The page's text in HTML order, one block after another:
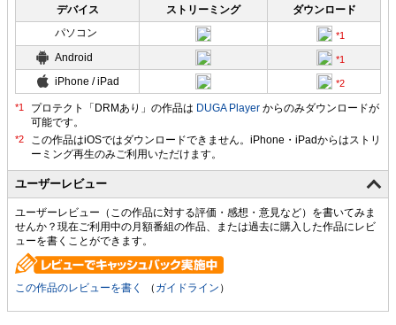
デバイス ストリーミング
ダウンロード
パソコン
Android
iPhone / iPad
プロテクト「DRMあり」の作品は DUGA Player からのみダウンロードが
可能です。
ユーザーレビュー
ユーザーレビュー（この作品に対する評価・感想・意見など）を書いてみま
せんか？現在ご利用中の月額番組の作品、または過去に購入した作品にレビ
ューを書くことができます。
この作品のレビューを書く （ ガイドライン ）